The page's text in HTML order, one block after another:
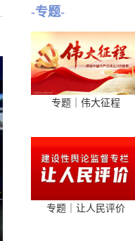
-专题-
专题｜伟大征程
专题｜让人民评价